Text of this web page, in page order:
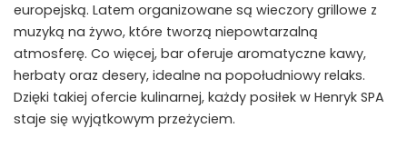
europejską. Latem organizowane są wieczory grillowe z
muzyką na żywo, które tworzą niepowtarzalną
atmosferę. Co więcej, bar oferuje aromatyczne kawy,
herbaty oraz desery, idealne na popołudniowy relaks.
Dzięki takiej ofercie kulinarnej, każdy posiłek w Henryk SPA
staje się wyjątkowym przeżyciem.